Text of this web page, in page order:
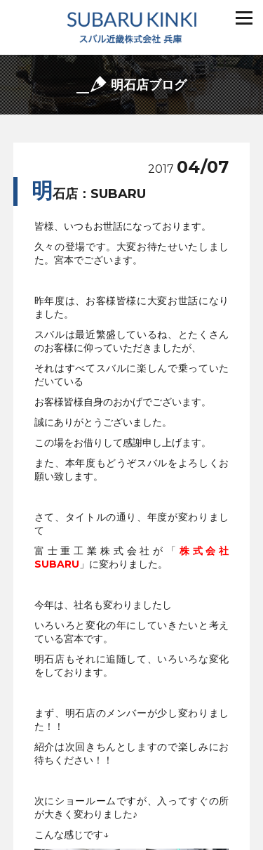
明石店ブログ
2017 04/07
明 石店：SUBARU
皆様、いつもお世話になっております。
久々の登場です。大変お待たせいたしまし
た。宮本でございます。
昨年度は、お客様皆様に大変お世話になり
ました。
スバルは最近繁盛しているね、とたくさん
のお客様に仰っていただきましたが、
それはすべてスバルに楽しんで乗っていた
だいている
お客様皆様自身のおかげでございます。
誠にありがとうございました。
この場をお借りして感謝申し上げます。
また、本年度もどうぞスバルをよろしくお
願い致します。
さて、タイトルの通り、年度が変わりまし
て
富士重工業株式会社が「 株式会社
SUBARU 」に変わりました。
今年は、社名も変わりましたし
いろいろと変化の年にしていきたいと考え
ている宮本です。
明石店もそれに追随して、いろいろな変化
をしております。
まず、明石店のメンバーが少し変わりまし
た！！
紹介は次回きちんとしますので楽しみにお
待ちください！！
次にショールームですが、入ってすぐの所
が大きく変わりました♪
こんな感じです↓